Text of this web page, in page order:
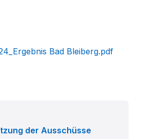
Bad Bleiberg.pdfFile
der Ausschüsse